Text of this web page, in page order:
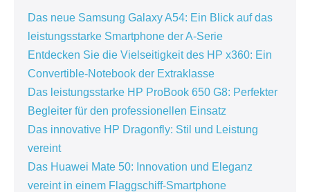
Das neue Samsung Galaxy A54: Ein Blick auf das
leistungsstarke Smartphone der A-Serie
Entdecken Sie die Vielseitigkeit des HP x360: Ein
Convertible-Notebook der Extraklasse
Das leistungsstarke HP ProBook 650 G8: Perfekter
Begleiter für den professionellen Einsatz
Das innovative HP Dragonfly: Stil und Leistung
vereint
Das Huawei Mate 50: Innovation und Eleganz
vereint in einem Flaggschiff-Smartphone